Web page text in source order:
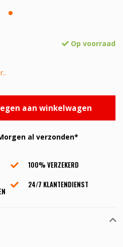
Op voorraad
aan winkelwagen
al verzonden*
100% VERZEKERD
24/7 KLANTENDIENST